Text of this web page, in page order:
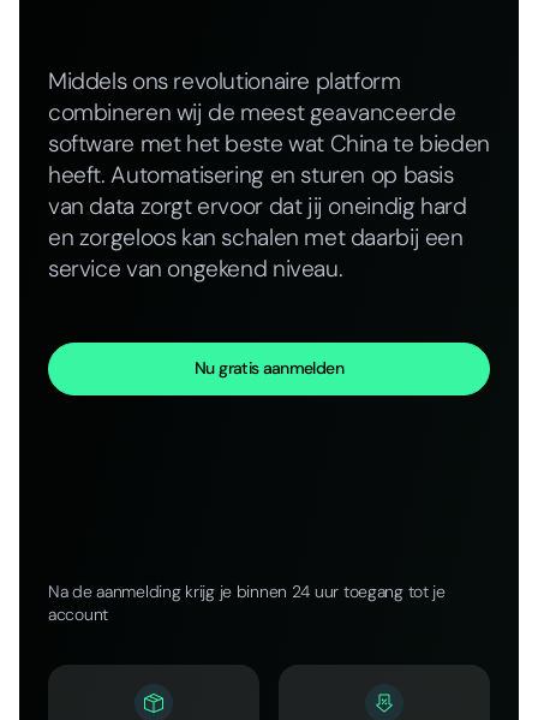
Middels ons revolutionaire platform
combineren wij de meest geavanceerde
software met het beste wat China te bieden
heeft. Automatisering en sturen op basis
van data zorgt ervoor dat jij oneindig hard
en zorgeloos kan schalen met daarbij een
service van ongekend niveau.
Nu gratis aanmelden
Na de aanmelding krijg je binnen 24 uur toegang tot je
account